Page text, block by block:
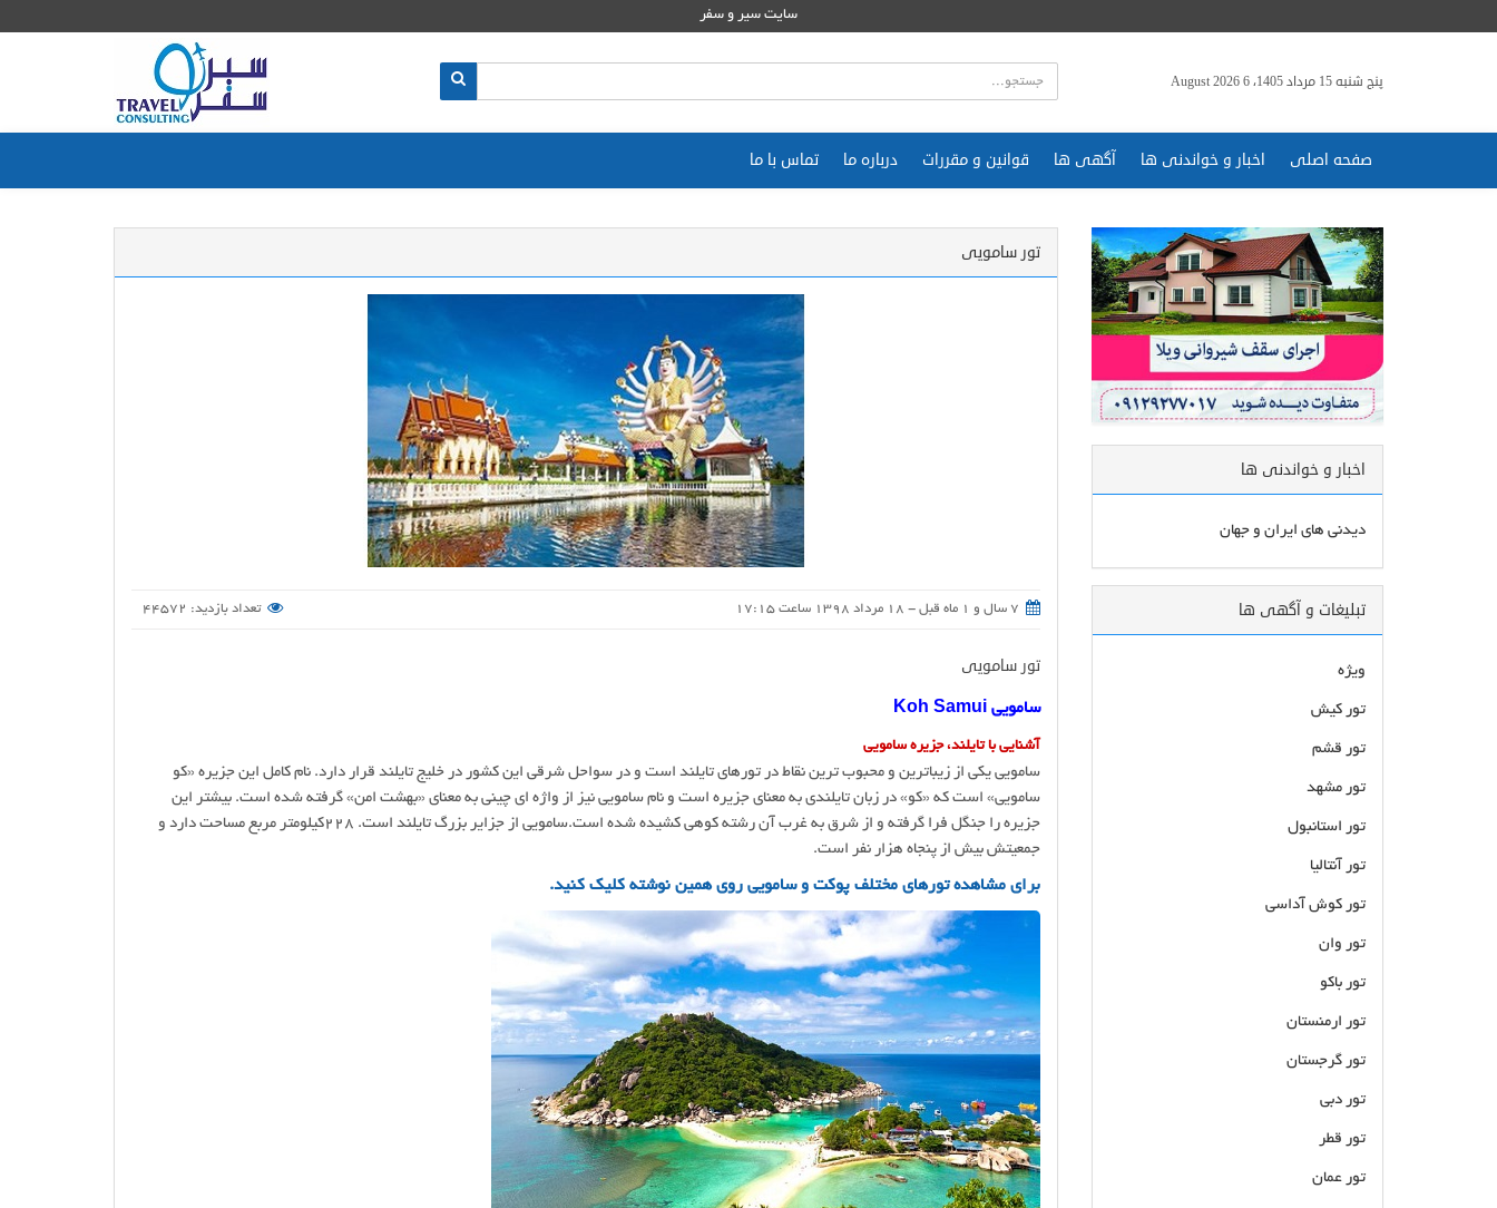
سایت سیر و سفر
پنج شنبه 15 مرداد 1405، 6 August 2026
صفحه اصلی اخبار و خواندنی ها آگهی ها قوانین و مقررات درباره ما تماس با ما
تور سامویی
تعداد بازدید: 44572
تور سامویی
سامویی Koh Samui
آشنایی با تایلند، جزیره سامویی
سامویی یکی از زیباترین و محبوب ترین نقاط در تورهای تایلند است و در سواحل شرقی این کشور در خلیج تایلند قرار دارد. نام کامل این جزیره «کو
سامویی» است که «کو» در زبان تایلندی به معنای جزیره است و نام سامویی نیز از واژه ای چینی به معنای «بهشت امن» گرفته شده است. بیشتر این
جزیره را جنگل فرا گرفته و از شرق به غرب آن رشته کوهی کشیده شده است.سامویی از جزایر بزرگ تایلند است. ۲۲۸کیلومتر مربع مساحت دارد و
جمعیتش بیش از پنجاه هزار نفر است.
برای مشاهده تورهای مختلف پوکت و سامویی روی همین نوشته کلیک کنید.
اخبار و خواندنی ها
دیدنی های ایران و جهان
تبلیغات و آگهی ها
ویژه
تور کیش
تور قشم
تور مشهد
تور استانبول
تور آنتالیا
تور کوش آداسی
تور وان
تور باکو
تور ارمنستان
تور گرجستان
تور دبی
تور قطر
تور عمان